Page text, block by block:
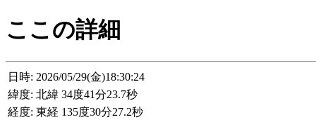
ここの詳細
日時: 2026/05/29(金)18:30:24
緯度: 北緯 34度41分23.7秒
経度: 東経 135度30分27.2秒